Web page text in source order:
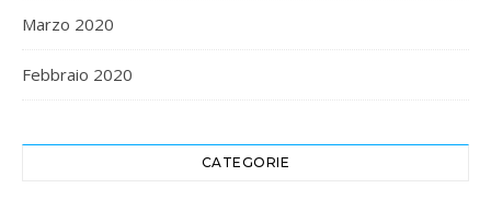
Marzo 2020
Febbraio 2020
CATEGORIE